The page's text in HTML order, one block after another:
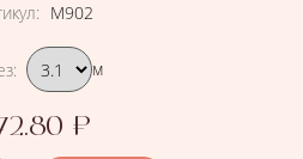
: М902
вариант
: м
₽